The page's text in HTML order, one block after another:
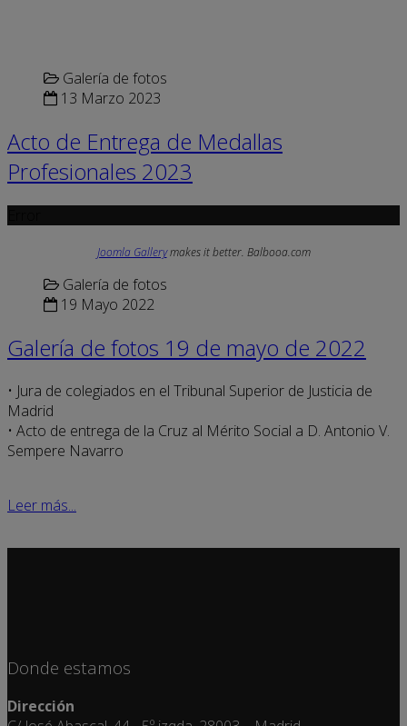
Galería de fotos
13 Marzo 2023
Acto de Entrega de Medallas
Profesionales 2023
Joomla Gallerymakes it better. Balbooa.com
Galería de fotos
19 Mayo 2022
Galería de fotos 19 de mayo de 2022
• Jura de colegiados en el Tribunal Superior de Justicia de
Madrid
• Acto de entrega de la Cruz al Mérito Social a D. Antonio V.
Sempere Navarro
Leer más...
Donde estamos
Dirección